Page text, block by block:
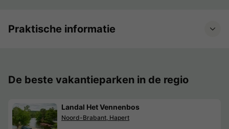
Praktische informatie
De beste vakantieparken in de regio
Landal Het Vennenbos
Noord-Brabant, Hapert